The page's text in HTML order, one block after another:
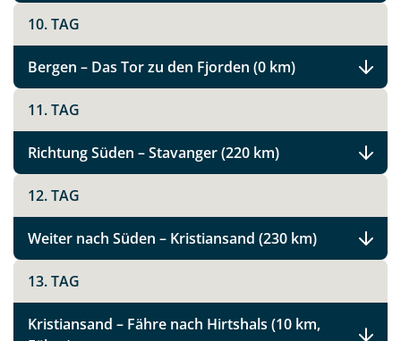
Facebook
Instagram
X
WhatsApp
Telegram
per E-Mail senden
10. TAG
Bergen – Das Tor zu den Fjorden (0 km)
11. TAG
Richtung Süden – Stavanger (220 km)
12. TAG
Weiter nach Süden – Kristiansand (230 km)
13. TAG
Kristiansand – Fähre nach Hirtshals (10 km,